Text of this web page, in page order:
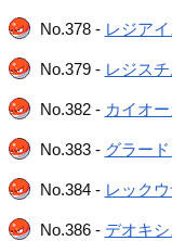
No.378 - レジアイ
No.379 - レジス
No.382 - カイオ
No.383 - グラー
No.384 - レック
No.386 - デオキシ